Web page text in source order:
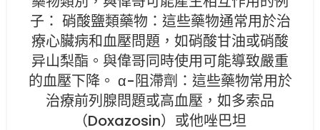
子： 硝酸鹽類藥物：這些藥物通常用於治
療心臟病和血壓問題，如硝酸甘油或硝酸
异山梨酯。與偉哥同時使用可能導致嚴重
的血壓下降。 α-阻滯劑：這些藥物常用於
治療前列腺問題或高血壓，如多索品
（Doxazosin）或他唑巴坦